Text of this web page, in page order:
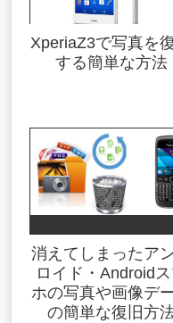
XperiaZ3で写真を
する簡単な方法
消えてしまったア
ロイド・Android
ホの写真や画像デ
の簡単な復旧方